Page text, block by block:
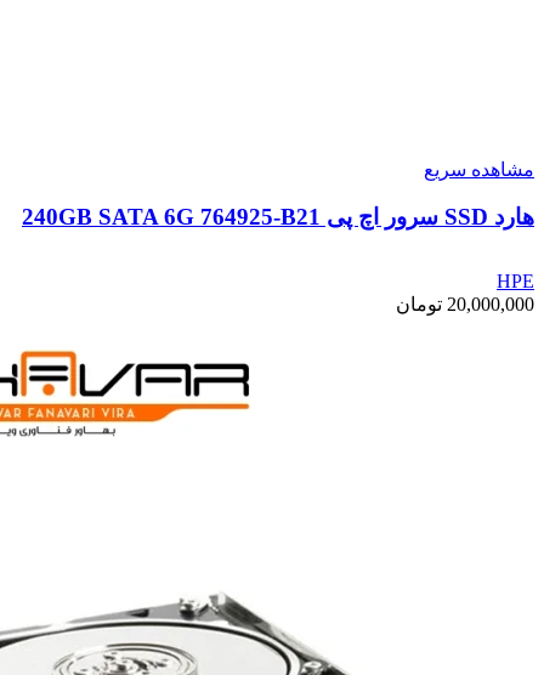
مشاهده سریع
هارد SSD سرور اچ پی 240GB SATA 6G 764925-B21
HPE
20,000,000 تومان